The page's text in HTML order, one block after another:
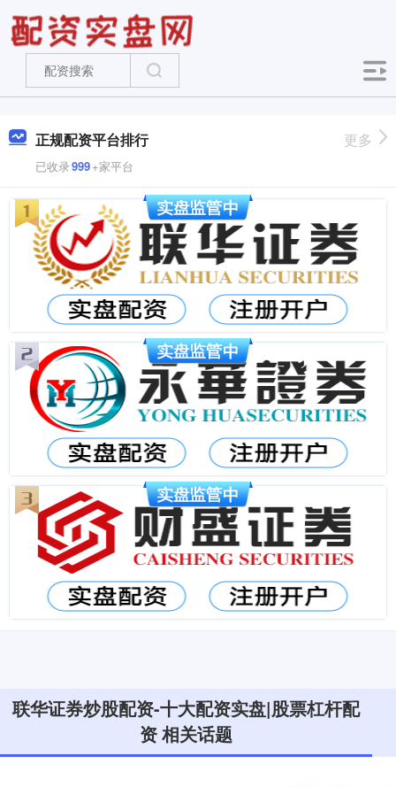
正规配资平台排行
已收录999+家平台
更多
联华证券炒股配资-十大配资实盘|股票杠杆配
资 相关话题